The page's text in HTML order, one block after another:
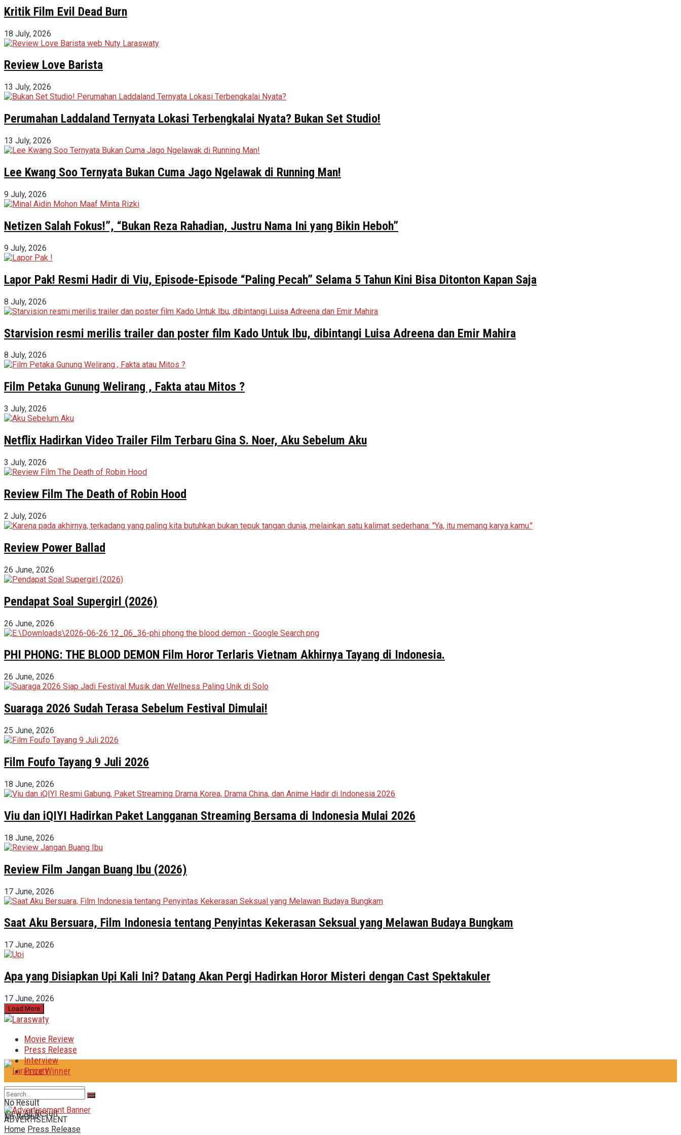
Kritik Film Evil Dead Burn
18 July, 2026
Review Love Barista
13 July, 2026
Perumahan Laddaland Ternyata Lokasi Terbengkalai Nyata? Bukan Set Studio!
13 July, 2026
Lee Kwang Soo Ternyata Bukan Cuma Jago Ngelawak di Running Man!
9 July, 2026
Netizen Salah Fokus!”, “Bukan Reza Rahadian, Justru Nama Ini yang Bikin Heboh”
9 July, 2026
Lapor Pak! Resmi Hadir di Viu, Episode-Episode “Paling Pecah” Selama 5 Tahun Kini Bisa Ditonton Kapan Saja
8 July, 2026
Starvision resmi merilis trailer dan poster film Kado Untuk Ibu, dibintangi Luisa Adreena dan Emir Mahira
8 July, 2026
Film Petaka Gunung Welirang , Fakta atau Mitos ?
3 July, 2026
Netflix Hadirkan Video Trailer Film Terbaru Gina S. Noer, Aku Sebelum Aku
3 July, 2026
Review Film The Death of Robin Hood
2 July, 2026
Review Power Ballad
26 June, 2026
Pendapat Soal Supergirl (2026)
26 June, 2026
PHI PHONG: THE BLOOD DEMON Film Horor Terlaris Vietnam Akhirnya Tayang di Indonesia.
26 June, 2026
Suaraga 2026 Sudah Terasa Sebelum Festival Dimulai!
25 June, 2026
Film Foufo Tayang 9 Juli 2026
18 June, 2026
Viu dan iQIYI Hadirkan Paket Langganan Streaming Bersama di Indonesia Mulai 2026
18 June, 2026
Review Film Jangan Buang Ibu (2026)
17 June, 2026
Saat Aku Bersuara, Film Indonesia tentang Penyintas Kekerasan Seksual yang Melawan Budaya Bungkam
17 June, 2026
Apa yang Disiapkan Upi Kali Ini? Datang Akan Pergi Hadirkan Horor Misteri dengan Cast Spektakuler
17 June, 2026
Load More
Movie Review
Press Release
Interview
Prize Winner
No Result
View All Result
No Result
ADVERTISEMENT
Home Press Release